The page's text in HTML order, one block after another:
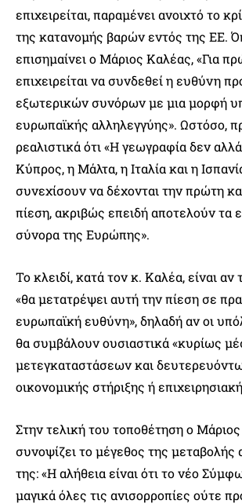
επιχειρείται, παραμένει ανοιχτό το
της κατανομής βαρών εντός της ΕΕ.
επισημαίνει ο Μάριος Καλέας, «Για
επιχειρείται να συνδεθεί η ευθύνη
εξωτερικών συνόρων με μια μορφή
ευρωπαϊκής αλληλεγγύης». Ωστόσο,
ρεαλιστικά ότι «Η γεωγραφία δεν
Κύπρος, η Μάλτα, η Ιταλία και η
συνεχίσουν να δέχονται την πρώτη
πίεση, ακριβώς επειδή αποτελούν τα
σύνορα της Ευρώπης».
Το κλειδί, κατά τον κ. Καλέα, είναι αν
«θα μετατρέψει αυτή την πίεση σε
ευρωπαϊκή ευθύνη», δηλαδή αν οι
θα συμβάλουν ουσιαστικά «κυρίως
μετεγκαταστάσεων και
οικονομικής στήριξης ή
Στην τελική του τοποθέτηση ο
συνοψίζει το μέγεθος της μεταβολής
της: «Η αλήθεια είναι ότι το νέο
μαγικά όλες τις ανισορροπίες ούτε